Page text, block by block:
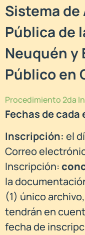
Sistema
Pública de
Neuquén y
Público en
Procedimiento 2da
Fechas de cada
Inscripción: el
Correo
Inscripción:
la
(1) único
tendrán en
fecha de